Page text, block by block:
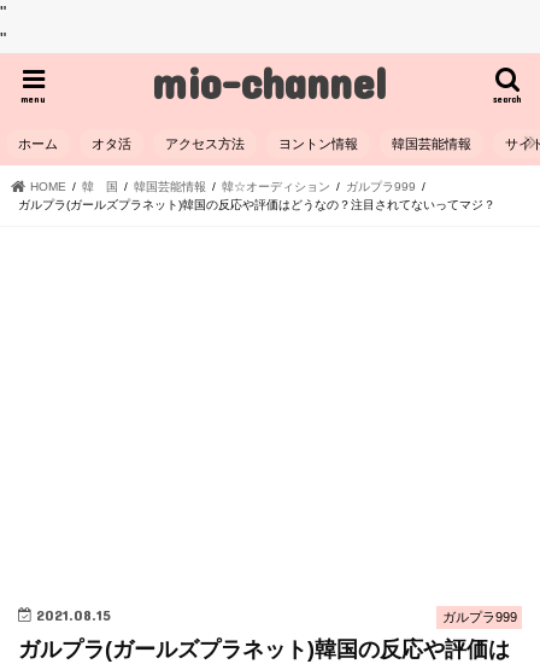
"
"
mio-channel search
menu
ホーム オタ活 アクセス方法 ヨントン情報 韓国芸能情報 サイ
HOME 韓 国 韓国芸能情報 韓☆オーディション
ガルプラ999
ガルプラ(ガールズプラネット)韓国の反応や評価はどうなの？注目されてないってマジ？
ガルプラ999
2021.08.15
ガルプラ(ガールズプラネット)韓国の反応や評価は